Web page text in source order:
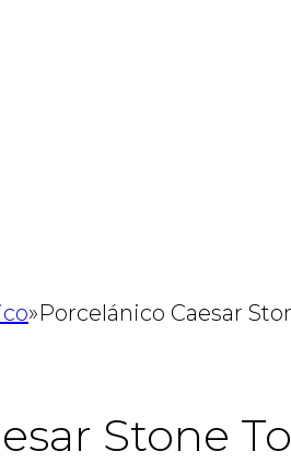
»Porcelánico Caesar
Stone